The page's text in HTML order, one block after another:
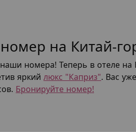
на Китай-
номера! Теперь в отеле
яркий люкс "Каприз". Вас
Бронируйте номер!